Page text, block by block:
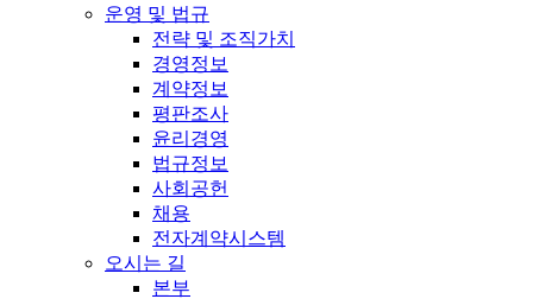
운영 및 법규
전략 및 조직가치
경영정보
계약정보
평판조사
윤리경영
법규정보
사회공헌
채용
전자계약시스템
오시는 길
본부